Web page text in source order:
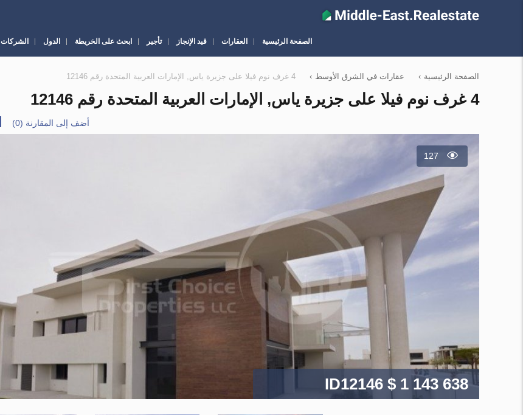
الصفحة الرئيسية العقارات قيد الإنجاز تأجير ابحث على الخريطة الدول الشركات
الصفحة الرئيسية › عقارات في الشرق الأوسط › 4 غرف نوم فيلا على جزيرة ياس, الإمارات العربية المتحدة رقم 12146
4 غرف نوم فيلا على جزيرة ياس, الإمارات العربية المتحدة رقم 12146
أضف إلى المقارنة (
0
)
127
ID12146 $ 1 143 638